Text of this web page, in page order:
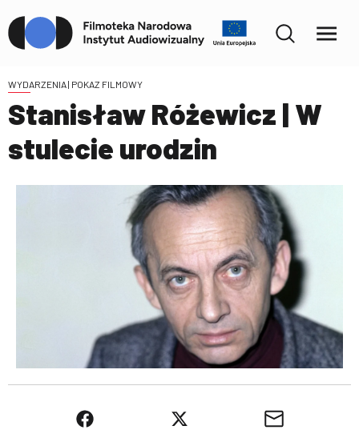
WYDARZENIA| POKAZ FILMOWY
Stanisław Różewicz | W
stulecie urodzin